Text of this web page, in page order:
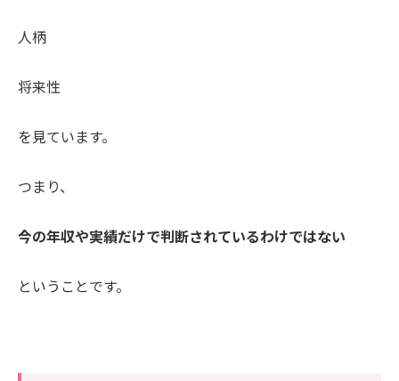
人柄
将来性
を見ています。
つまり、
今の年収や実績だけで判断されているわけではない
ということです。